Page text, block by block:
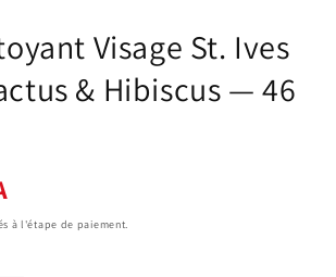
Visage St. Ives
& Hibiscus — 46
à l'étape de paiement.